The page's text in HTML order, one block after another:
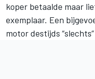
koper betaalde maar
exemplaar. Een
motor destijds